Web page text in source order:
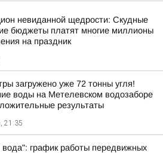
невиданной щедрости: Скудные
бюджеты платят многие миллионы
на праздник
загружено уже 72 тонны угля!
воды на Метелевском водозаборе
результаты
21:35
вода": график работы передвижных